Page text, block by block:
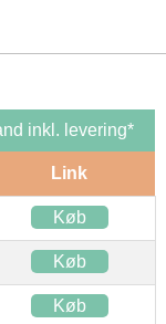
inkl. levering*
Link
Køb
Køb
Køb